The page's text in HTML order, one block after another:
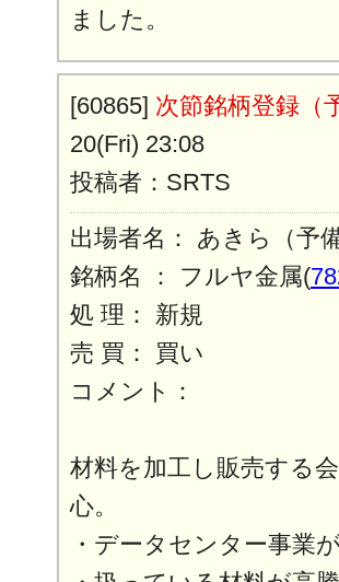
ました。
[60865] 次節銘柄登録（
20(Fri) 23:08
投稿者：SRTS
出場者名： あきら（予
銘柄名 ： フルヤ金属(
処 理： 新規
売 買： 買い
コメント：
材料を加工し販売する
心。
・データセンター事業